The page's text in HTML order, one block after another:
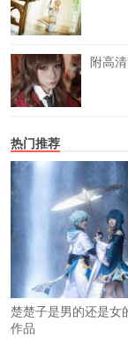
附高
热门推荐
楚楚子是男的还是女
作品